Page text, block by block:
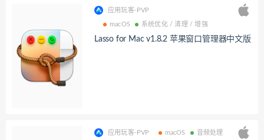
应用玩客-PVP
macOS 系统优化 / 清理 / 增强
Lasso for Mac v1.8.2 苹果窗口管理器中文版
应用玩客-PVP macOS 音频处理